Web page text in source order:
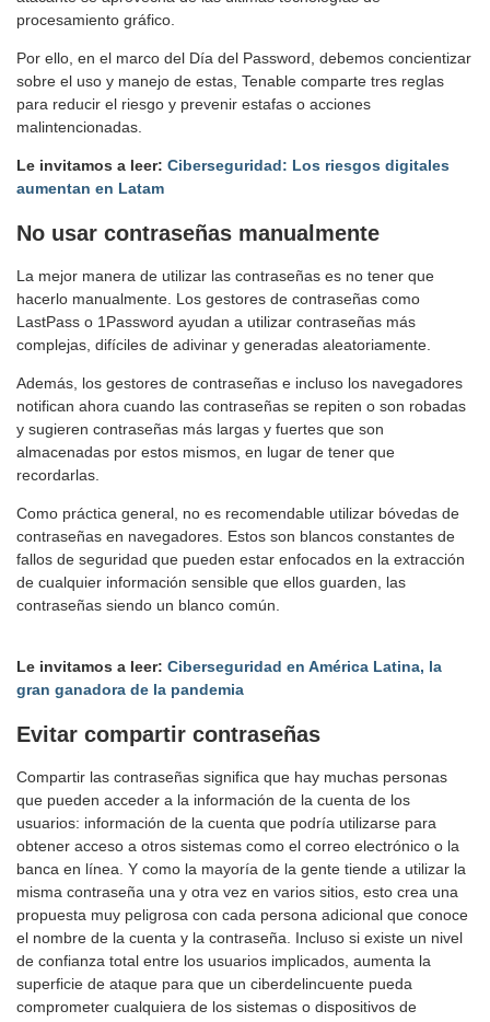
procesamiento gráfico.
Por ello, en el marco del Día del Password, debemos concientizar
sobre el uso y manejo de estas, Tenable comparte tres reglas
para reducir el riesgo y prevenir estafas o acciones
malintencionadas.
Le invitamos a leer: Ciberseguridad: Los riesgos digitales
aumentan en Latam
No usar contraseñas manualmente
La mejor manera de utilizar las contraseñas es no tener que
hacerlo manualmente. Los gestores de contraseñas como
LastPass o 1Password ayudan a utilizar contraseñas más
complejas, difíciles de adivinar y generadas aleatoriamente.
Además, los gestores de contraseñas e incluso los navegadores
notifican ahora cuando las contraseñas se repiten o son robadas
y sugieren contraseñas más largas y fuertes que son
almacenadas por estos mismos, en lugar de tener que
recordarlas.
Como práctica general, no es recomendable utilizar bóvedas de
contraseñas en navegadores. Estos son blancos constantes de
fallos de seguridad que pueden estar enfocados en la extracción
de cualquier información sensible que ellos guarden, las
contraseñas siendo un blanco común.
Le invitamos a leer: Ciberseguridad en América Latina, la
gran ganadora de la pandemia
Evitar compartir contraseñas
Compartir las contraseñas significa que hay muchas personas
que pueden acceder a la información de la cuenta de los
usuarios: información de la cuenta que podría utilizarse para
obtener acceso a otros sistemas como el correo electrónico o la
banca en línea. Y como la mayoría de la gente tiende a utilizar la
misma contraseña una y otra vez en varios sitios, esto crea una
propuesta muy peligrosa con cada persona adicional que conoce
el nombre de la cuenta y la contraseña. Incluso si existe un nivel
de confianza total entre los usuarios implicados, aumenta la
superficie de ataque para que un ciberdelincuente pueda
comprometer cualquiera de los sistemas o dispositivos de